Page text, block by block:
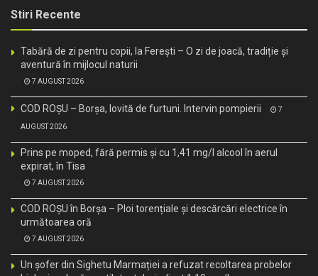
Stiri Recente
Tabără de zi pentru copii, la Ferești – O zi de joacă, tradiție și
aventură în mijlocul naturii
7 AUGUST 2026
COD ROȘU – Borșa, lovită de furtuni. Intervin pompierii 7
AUGUST 2026
Prins pe moped, fără permis și cu 1,41 mg/l alcool în aerul
expirat, în Tisa
7 AUGUST 2026
COD ROȘU în Borșa – Ploi torențiale și descărcări electrice în
următoarea oră
7 AUGUST 2026
Un șofer din Sighetu Marmației a refuzat recoltarea probelor